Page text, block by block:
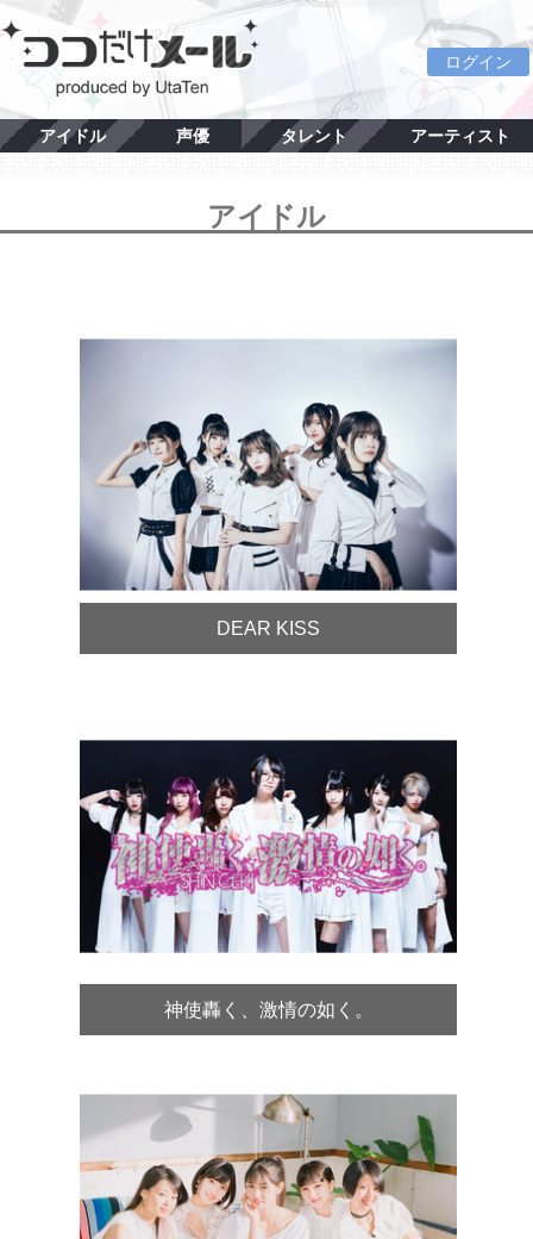
ログイン
アイドル 声優 タレント アーティスト
アイドル
DEAR KISS
神使轟く、激情の如く。